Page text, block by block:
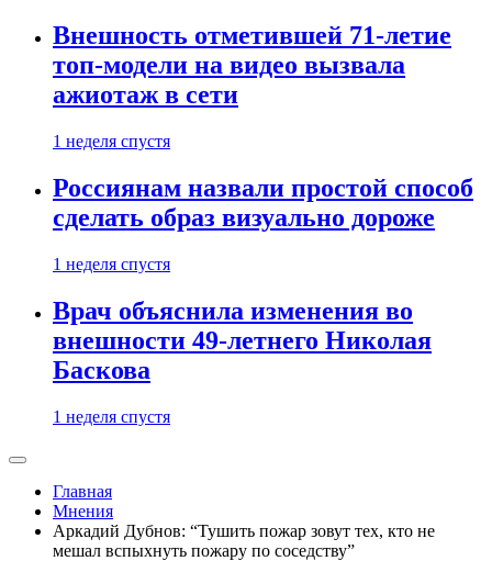
Внешность отметившей 71-летие
топ-модели на видео вызвала
ажиотаж в сети
1 неделя спустя
Россиянам назвали простой способ
сделать образ визуально дороже
1 неделя спустя
Врач объяснила изменения во
внешности 49-летнего Николая
Баскова
1 неделя спустя
Главная
Мнения
Аркадий Дубнов: “Тушить пожар зовут тех, кто не
мешал вспыхнуть пожару по соседству”